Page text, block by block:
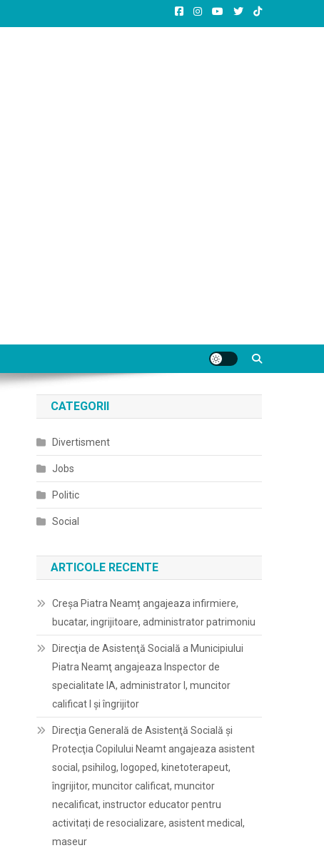
CATEGORII
Divertisment
Jobs
Politic
Social
ARTICOLE RECENTE
Creșa Piatra Neamț angajeaza infirmiere,
bucatar, ingrijitoare, administrator patrimoniu
Direcţia de Asistenţă Socială a Municipiului
Piatra Neamţ angajeaza Inspector de
specialitate IA, administrator I, muncitor
calificat I și îngrijitor
Direcţia Generală de Asistenţă Socială şi
Protecţia Copilului Neamt angajeaza asistent
social, psihilog, logoped, kinetoterapeut,
îngrijitor, muncitor calificat, muncitor
necalificat, instructor educator pentru
activitați de resocializare, asistent medical,
maseur